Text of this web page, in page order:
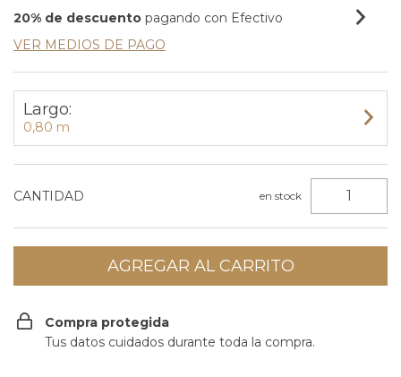
20% de descuento pagando con Efectivo
VER MEDIOS DE PAGO
Largo:
0,80 m
CANTIDAD en stock
Compra protegida
Tus datos cuidados durante toda la compra.